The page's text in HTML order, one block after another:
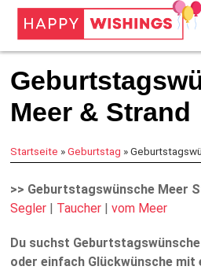
Meer & Strand
Startseite »Geburtstag »
>> Geburtstagswünsche Meer
Segler
Taucher vom Meer
Du suchst
oder einfach Glückwünsche mit